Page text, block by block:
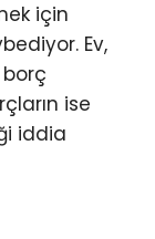
için
Ev,
ise
iddia